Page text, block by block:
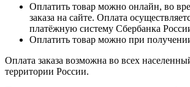
Оплатить товар можно онлайн, во
заказа на сайте. Оплата
платёжную систему Сбербанка
Оплатить товар можно при
Оплата заказа возможна во всех
территории России.